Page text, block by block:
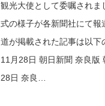
観光大使として委嘱されま
式の様子が各新聞社にて報
道が掲載された記事は以下
11月28日 朝日新聞 奈良版
28日 奈良…